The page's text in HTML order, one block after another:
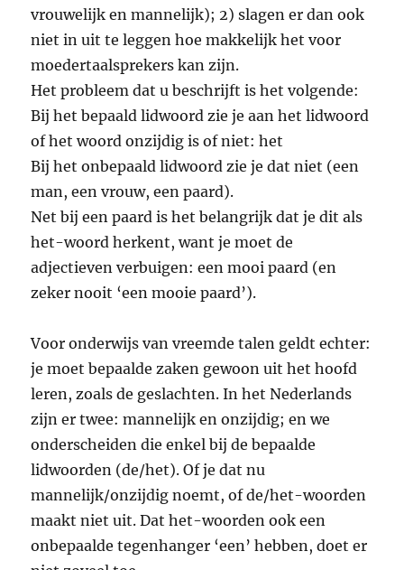
vrouwelijk en mannelijk); 2) slagen er dan ook
niet in uit te leggen hoe makkelijk het voor
moedertaalsprekers kan zijn.
Het probleem dat u beschrijft is het volgende:
Bij het bepaald lidwoord zie je aan het lidwoord
of het woord onzijdig is of niet: het
Bij het onbepaald lidwoord zie je dat niet (een
man, een vrouw, een paard).
Net bij een paard is het belangrijk dat je dit als
het-woord herkent, want je moet de
adjectieven verbuigen: een mooi paard (en
zeker nooit ‘een mooie paard’).
Voor onderwijs van vreemde talen geldt echter:
je moet bepaalde zaken gewoon uit het hoofd
leren, zoals de geslachten. In het Nederlands
zijn er twee: mannelijk en onzijdig; en we
onderscheiden die enkel bij de bepaalde
lidwoorden (de/het). Of je dat nu
mannelijk/onzijdig noemt, of de/het-woorden
maakt niet uit. Dat het-woorden ook een
onbepaalde tegenhanger ‘een’ hebben, doet er